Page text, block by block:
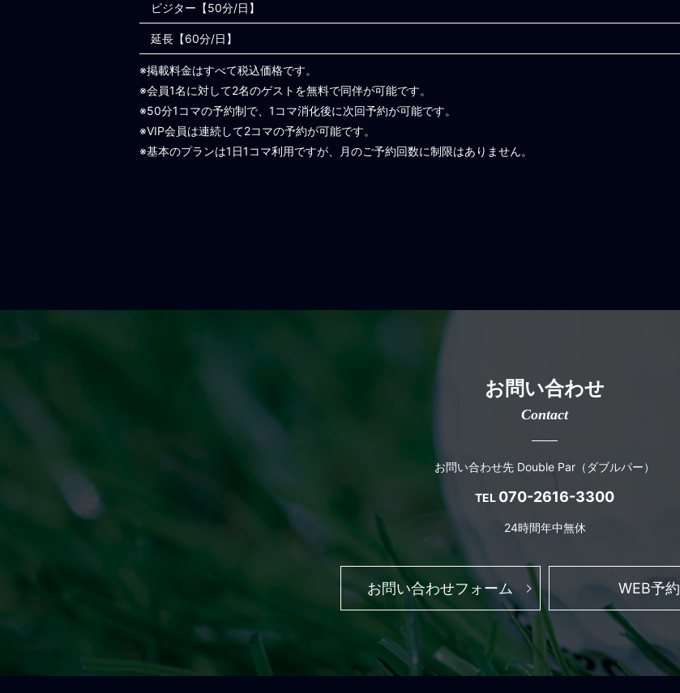
ビジター【50分/日】
延長【60分/日】
※掲載料金はすべて税込価格です。
※会員1名に対して2名のゲストを無料で同伴が可能です。
※50分1コマの予約制で、1コマ消化後に次回予約が可能です。
※VIP会員は連続して2コマの予約が可能です。
※基本のプランは1日1コマ利用ですが、月のご予約回数に制限はありません。
お問い合わせ
Contact
お問い合わせ先 Double Par（ダブルパー）
TEL 070-2616-3300
24時間年中無休
お問い合わせフォーム WEB予約